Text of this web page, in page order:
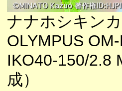
ナナホシキン
OLYMPUS
IKO40-150/2.8
成）